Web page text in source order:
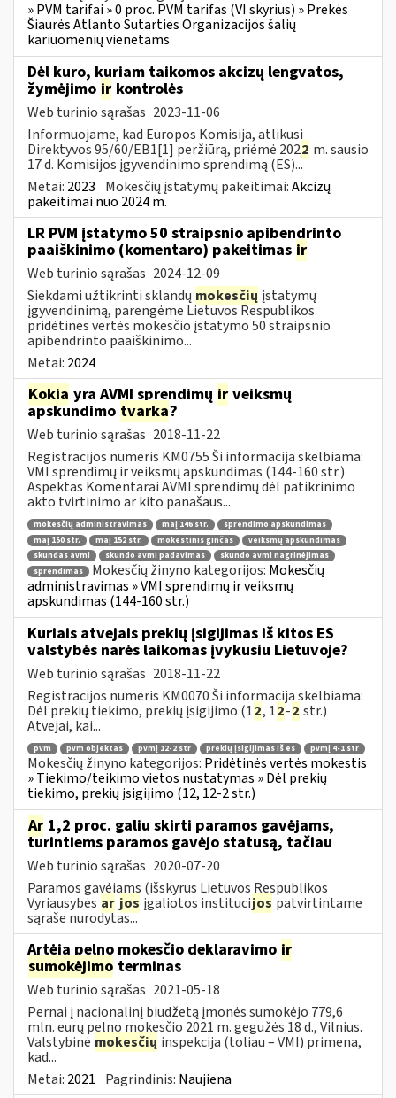
» PVM tarifai » 0 proc. PVM tarifas (VI skyrius) » Prekės
Šiaurės Atlanto Sutarties Organizacijos šalių
kariuomenių vienetams
Dėl kuro, kuriam taikomos akcizų lengvatos,
žymėjimo ir kontrolės
Web turinio sąrašas 2023-11-06
Informuojame, kad Europos Komisija, atlikusi
Direktyvos 95/60/EB1[1] peržiūrą, priėmė 2022 m. sausio
17 d. Komisijos įgyvendinimo sprendimą (ES)...
Metai: 2023 Mokesčių įstatymų pakeitimai:Akcizų
pakeitimai nuo 2024 m.
LR PVM įstatymo 50 straipsnio apibendrinto
paaiškinimo (komentaro) pakeitimas ir
Web turinio sąrašas 2024-12-09
Siekdami užtikrinti sklandų mokesčių įstatymų
įgyvendinimą, parengėme Lietuvos Respublikos
pridėtinės vertės mokesčio įstatymo 50 straipsnio
apibendrinto paaiškinimo...
Metai: 2024
Kokia yra AVMI sprendimų ir veiksmų
apskundimo tvarka?
Web turinio sąrašas 2018-11-22
Registracijos numeris KM0755 Ši informacija skelbiama:
VMI sprendimų ir veiksmų apskundimas (144-160 str.)
Aspektas Komentarai AVMI sprendimų dėl patikrinimo
akto tvirtinimo ar kito panašaus...
mokesčių administravimas maį 146 str.
sprendimo apskundimas
maį 150 str.
maį 152 str. mokestinis ginčas
veiksmų apskundimas
skundas avmi
skundo avmi padavimas
skundo avmi nagrinėjimas
sprendimas
Mokesčių žinyno kategorijos: Mokesčių
administravimas » VMI sprendimų ir veiksmų
apskundimas (144-160 str.)
Kuriais atvejais prekių įsigijimas iš kitos ES
valstybės narės laikomas įvykusiu Lietuvoje?
Web turinio sąrašas 2018-11-22
Registracijos numeris KM0070 Ši informacija skelbiama:
Dėl prekių tiekimo, prekių įsigijimo (12, 12-2 str.)
Atvejai, kai...
pvm pvm objektas pvmį 12-2 str prekių įsigijimas iš es pvmį 4-1 str
Mokesčių žinyno kategorijos: Pridėtinės vertės mokestis
» Tiekimo/teikimo vietos nustatymas » Dėl prekių
tiekimo, prekių įsigijimo (12, 12-2 str.)
Ar 1,2 proc. galiu skirti paramos gavėjams,
turintiems paramos gavėjo statusą, tačiau
Web turinio sąrašas 2020-07-20
Paramos gavėjams (išskyrus Lietuvos Respublikos
Vyriausybės ar jos įgaliotos institucijos patvirtintame
sąraše nurodytas...
Artėja pelno mokesčio deklaravimo ir
sumokėjimo terminas
Web turinio sąrašas 2021-05-18
Pernai į nacionalinį biudžetą įmonės sumokėjo 779,6
mln. eurų pelno mokesčio 2021 m. gegužės 18 d., Vilnius.
Valstybinė mokesčių inspekcija (toliau – VMI) primena,
kad...
Metai: 2021 Pagrindinis: Naujiena